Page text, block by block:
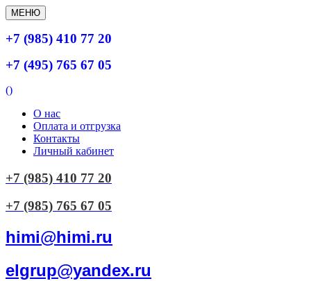
МЕНЮ
+7 (985) 410 77 20
+7 (495) 765 67 05
()
О нас
Оплата и отгрузка
Контакты
Личный кабинет
+7 (985) 410 77 20
+7 (985) 765 67 05
himi@himi.ru
elgrup@yandex.ru